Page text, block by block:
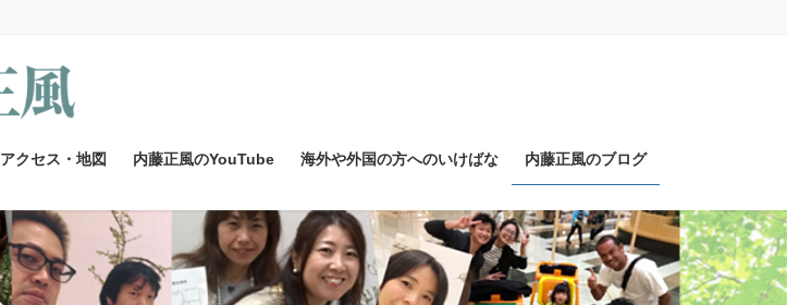
アクセス・地図 内藤正風のYouTube 海外や外国の方へのいけばな 内藤正風のブログ